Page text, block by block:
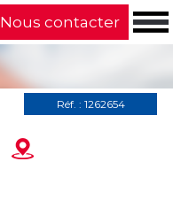
Nous contacter
Réf. : 1262654